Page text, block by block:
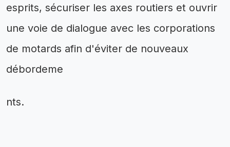
esprits, sécuriser les axes routiers et ouvrir
une voie de dialogue avec les corporations
de motards afin d'éviter de nouveaux
débordeme
nts.